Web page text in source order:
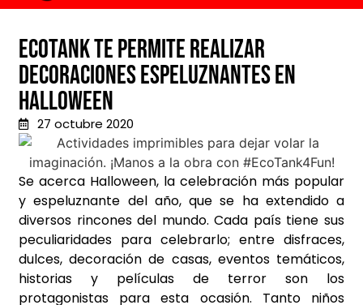
EcoTank te permite realizar
decoraciones espeluznantes en
Halloween
27 octubre 2020
Se acerca Halloween, la celebración más popular
y espeluznante del año, que se ha extendido a
diversos rincones del mundo. Cada país tiene sus
peculiaridades para celebrarlo; entre disfraces,
dulces, decoración de casas, eventos temáticos,
historias y películas de terror son los
protagonistas para esta ocasión. Tanto niños